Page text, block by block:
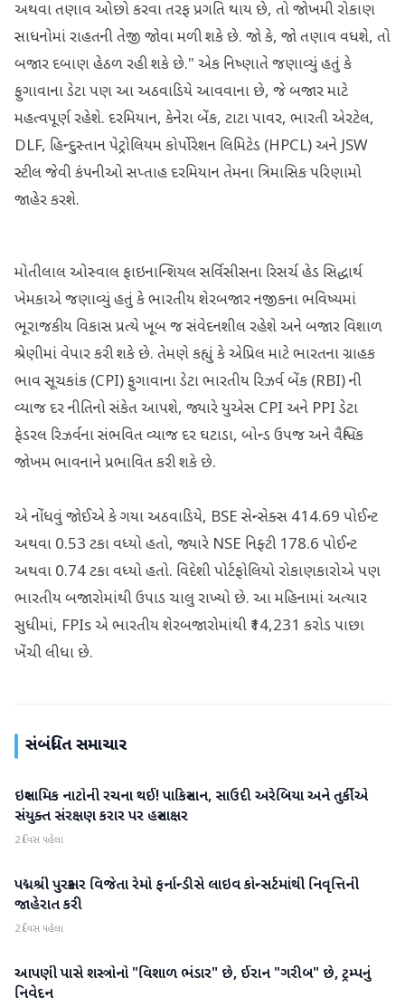
અથવા તણાવ ઓછો કરવા તરફ પ્રગતિ થાય છે, તો જોખમી રોકાણ
સાધનોમાં રાહતની તેજી જોવા મળી શકે છે. જો કે, જો તણાવ વધશે, તો
બજાર દબાણ હેઠળ રહી શકે છે." એક નિષ્ણાતે જણાવ્યું હતું કે
ફુગાવાના ડેટા પણ આ અઠવાડિયે આવવાના છે, જે બજાર માટે
મહત્વપૂર્ણ રહેશે. દરમિયાન, કેનેરા બેંક, ટાટા પાવર, ભારતી એરટેલ,
DLF, હિન્દુસ્તાન પેટ્રોલિયમ કોર્પોરેશન લિમિટેડ (HPCL) અને JSW
સ્ટીલ જેવી કંપનીઓ સપ્તાહ દરમિયાન તેમના ત્રિમાસિક પરિણામો
જાહેર કરશે.
મોતીલાલ ઓસ્વાલ ફાઇનાન્શિયલ સર્વિસીસના રિસર્ચ હેડ સિદ્ધાર્થ
ખેમકાએ જણાવ્યું હતું કે ભારતીય શેરબજાર નજીકના ભવિષ્યમાં
ભૂરાજકીય વિકાસ પ્રત્યે ખૂબ જ સંવેદનશીલ રહેશે અને બજાર વિશાળ
શ્રેણીમાં વેપાર કરી શકે છે. તેમણે કહ્યું કે એપ્રિલ માટે ભારતના ગ્રાહક
ભાવ સૂચકાંક (CPI) ફુગાવાના ડેટા ભારતીય રિઝર્વ બેંક (RBI) ની
વ્યાજ દર નીતિનો સંકેત આપશે, જ્યારે યુએસ CPI અને PPI ડેટા
ફેડરલ રિઝર્વના સંભવિત વ્યાજ દર ઘટાડા, બોન્ડ ઉપજ અને વૈશ્વિક
જોખમ ભાવનાને પ્રભાવિત કરી શકે છે.
એ નોંધવું જોઈએ કે ગયા અઠવાડિયે, BSE સેન્સેક્સ 414.69 પોઈન્ટ
અથવા 0.53 ટકા વધ્યો હતો, જ્યારે NSE નિફ્ટી 178.6 પોઈન્ટ
અથવા 0.74 ટકા વધ્યો હતો. વિદેશી પોર્ટફોલિયો રોકાણકારોએ પણ
ભારતીય બજારોમાંથી ઉપાડ ચાલુ રાખ્યો છે. આ મહિનામાં અત્યાર
સુધીમાં, FPIs એ ભારતીય શેરબજારોમાંથી ₹14,231 કરોડ પાછા
ખેંચી લીધા છે.
સંબંધિત સમાચાર
આંતરરાષ્ટ્રીય
ઇસ્લામિક નાટોની રચના થઈ! પાકિસ્તાન, સાઉદી અરેબિયા અને તુર્કીએ
સંયુક્ત સંરક્ષણ કરાર પર હસ્તાક્ષર
2 દિવસ પહેલા
આંતરરાષ્ટ્રીય
પદ્મશ્રી પુરસ્કાર વિજેતા રેમો ફર્નાન્ડીસે લાઇવ કોન્સર્ટમાંથી નિવૃત્તિની
જાહેરાત કરી
2 દિવસ પહેલા
આંતરરાષ્ટ્રીય
આપણી પાસે શસ્ત્રોનો "વિશાળ ભંડાર" છે, ઈરાન "ગરીબ" છે, ટ્રમ્પનું
નિવેદન